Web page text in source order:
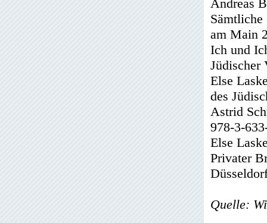
Andreas
am Main
Ich und
Jüdischer
Else
des
Astrid
978-3-
Else
Privater
Quelle: